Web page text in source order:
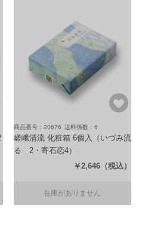
商品番号：20676 送料係数：6
嵯峨清流 化粧箱 6個入
（いづみ流
るゝ2・寄石恋4）
￥2,646 （税込）
在庫がありません